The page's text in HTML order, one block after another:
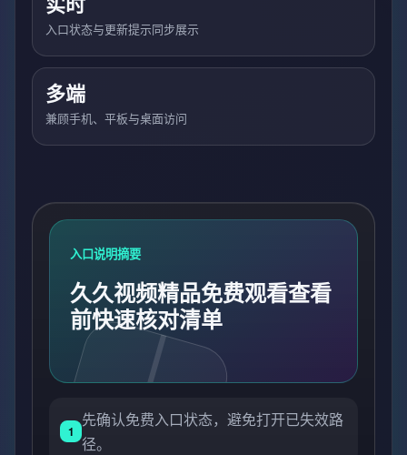
入口状态与更新提示同步展示
多端
兼顾手机、平板与桌面访问
入口说明摘要
久久视频精品免费观看查看
前快速核对清单
1
先确认免费入口状态，避免打开已失效路
径。